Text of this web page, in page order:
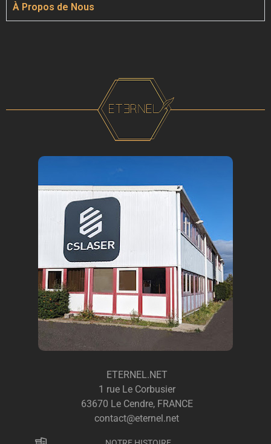
À Propos de Nous
ETERNEL.NET
1 rue Le Corbusier
63670 Le Cendre, FRANCE
contact@eternel.net